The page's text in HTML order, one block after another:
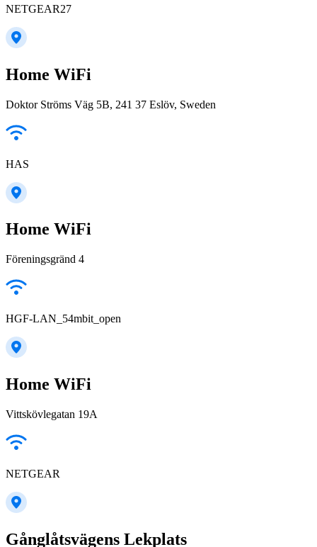
NETGEAR27
Home WiFi
Doktor Ströms Väg 5B, 241 37 Eslöv, Sweden
HAS
Home WiFi
Föreningsgränd 4
HGF-LAN_54mbit_open
Home WiFi
Vittskövlegatan 19A
NETGEAR
Gånglåtsvägens Lekplats